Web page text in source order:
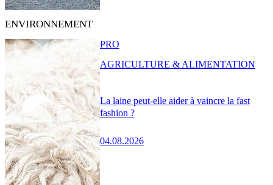
ENVIRONNEMENT
La laine peut-elle aider à vaincre la fast
fashion ?
04.08.2026
PRO
AGRICULTURE & ALIMENTATION